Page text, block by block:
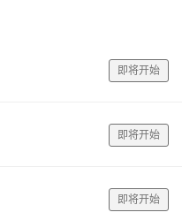
即将开始
即将开始
即将开始